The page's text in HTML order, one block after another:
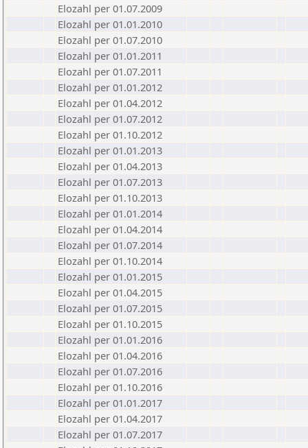
Elozahl per 01.07.2009
Elozahl per 01.01.2010
Elozahl per 01.07.2010
Elozahl per 01.01.2011
Elozahl per 01.07.2011
Elozahl per 01.01.2012
Elozahl per 01.04.2012
Elozahl per 01.07.2012
Elozahl per 01.10.2012
Elozahl per 01.01.2013
Elozahl per 01.04.2013
Elozahl per 01.07.2013
Elozahl per 01.10.2013
Elozahl per 01.01.2014
Elozahl per 01.04.2014
Elozahl per 01.07.2014
Elozahl per 01.10.2014
Elozahl per 01.01.2015
Elozahl per 01.04.2015
Elozahl per 01.07.2015
Elozahl per 01.10.2015
Elozahl per 01.01.2016
Elozahl per 01.04.2016
Elozahl per 01.07.2016
Elozahl per 01.10.2016
Elozahl per 01.01.2017
Elozahl per 01.04.2017
Elozahl per 01.07.2017